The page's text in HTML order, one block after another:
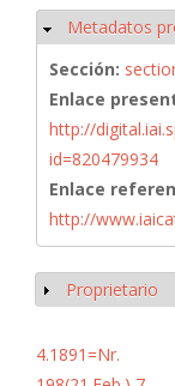
Ocultar
Metadatos
Sección:
Enlace
http://
id=820479934
Enlace
http://
Mostrar
Proprietario
4.1891=Nr.